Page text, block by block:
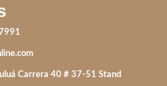
Carrera 40 # 37-51 Stand